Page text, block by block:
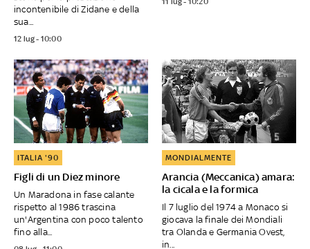
incontenibile di Zidane e della
sua...
12 lug - 10:00
Figli di un Diez minore
ITALIA '90
Un Maradona in fase calante
rispetto al 1986 trascina
un'Argentina con poco talento
fino alla...
Arancia (Meccanica) amara:
la cicala e la formica
MONDIALMENTE
Il 7 luglio del 1974 a Monaco si
giocava la finale dei Mondiali
tra Olanda e Germania Ovest,
in...